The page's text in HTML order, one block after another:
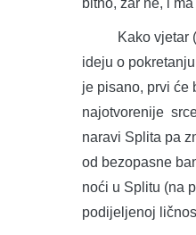
bitno, zar ne, i
Kako vjetar
ideju o
je pisano, prvi će
najotvorenije
naravi Splita pa
od bezopasne
noći u Splitu (na
podijeljenoj